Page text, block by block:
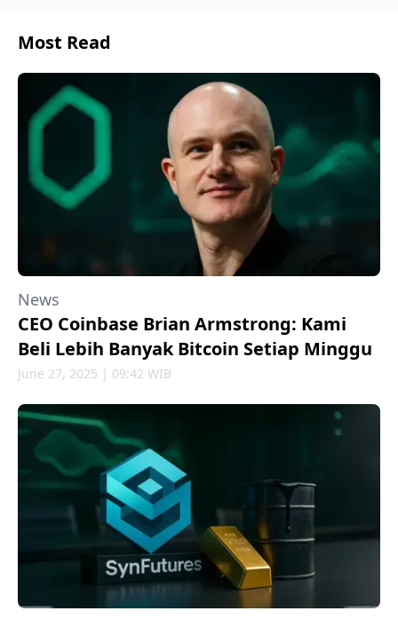
Most Read
News
CEO Coinbase Brian Armstrong: Kami
Beli Lebih Banyak Bitcoin Setiap Minggu
June 27, 2025 | 09:42 WIB